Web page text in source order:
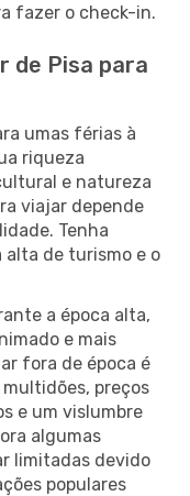
fazer o check-in.
de Pisa para
umas férias à
riqueza
e natureza
viajar depende
Tenha
alta de turismo e o
a época alta,
e mais
fora de época é
preços
e um vislumbre
algumas
limitadas devido
populares